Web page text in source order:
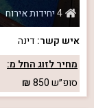
4 יחידות אירוח
איש קשר: דינה
מחיר לזוג החל מ:
סופ״ש850